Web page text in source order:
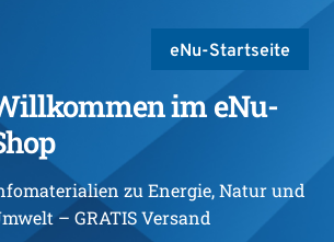
eNu-Startseite
im eNu-
zu Energie, Natur und
– GRATIS Versand